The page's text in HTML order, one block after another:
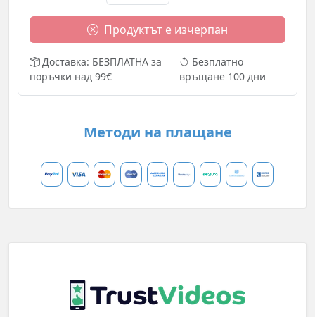
Продуктът е изчерпан
Доставка: БЕЗПЛАТНА за
поръчки над 99€
Безплатно
връщане 100 дни
Методи на плащане